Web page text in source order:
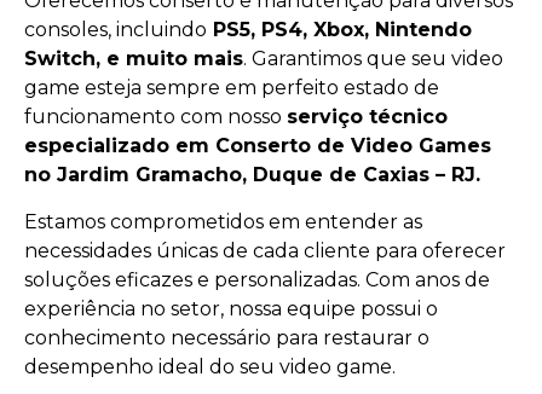
consoles, incluindo PS5, PS4, Xbox, Nintendo
Switch, e muito mais. Garantimos que seu video
game esteja sempre em perfeito estado de
funcionamento com nosso serviço técnico
especializado em Conserto de Video Games
no Jardim Gramacho, Duque de Caxias – RJ.
Estamos comprometidos em entender as
necessidades únicas de cada cliente para oferecer
soluções eficazes e personalizadas. Com anos de
experiência no setor, nossa equipe possui o
conhecimento necessário para restaurar o
desempenho ideal do seu video game.